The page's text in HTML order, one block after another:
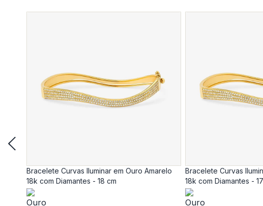
Bracelete Curvas Iluminar em Ouro Amarelo
18k com Diamantes - 18 cm
Bracelete Curvas
18k com Diamantes -